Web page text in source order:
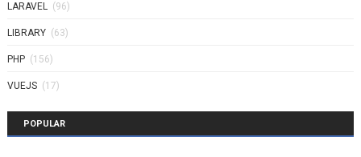
LARAVEL (96)
LIBRARY (63)
PHP (156)
VUEJS (17)
POPULAR